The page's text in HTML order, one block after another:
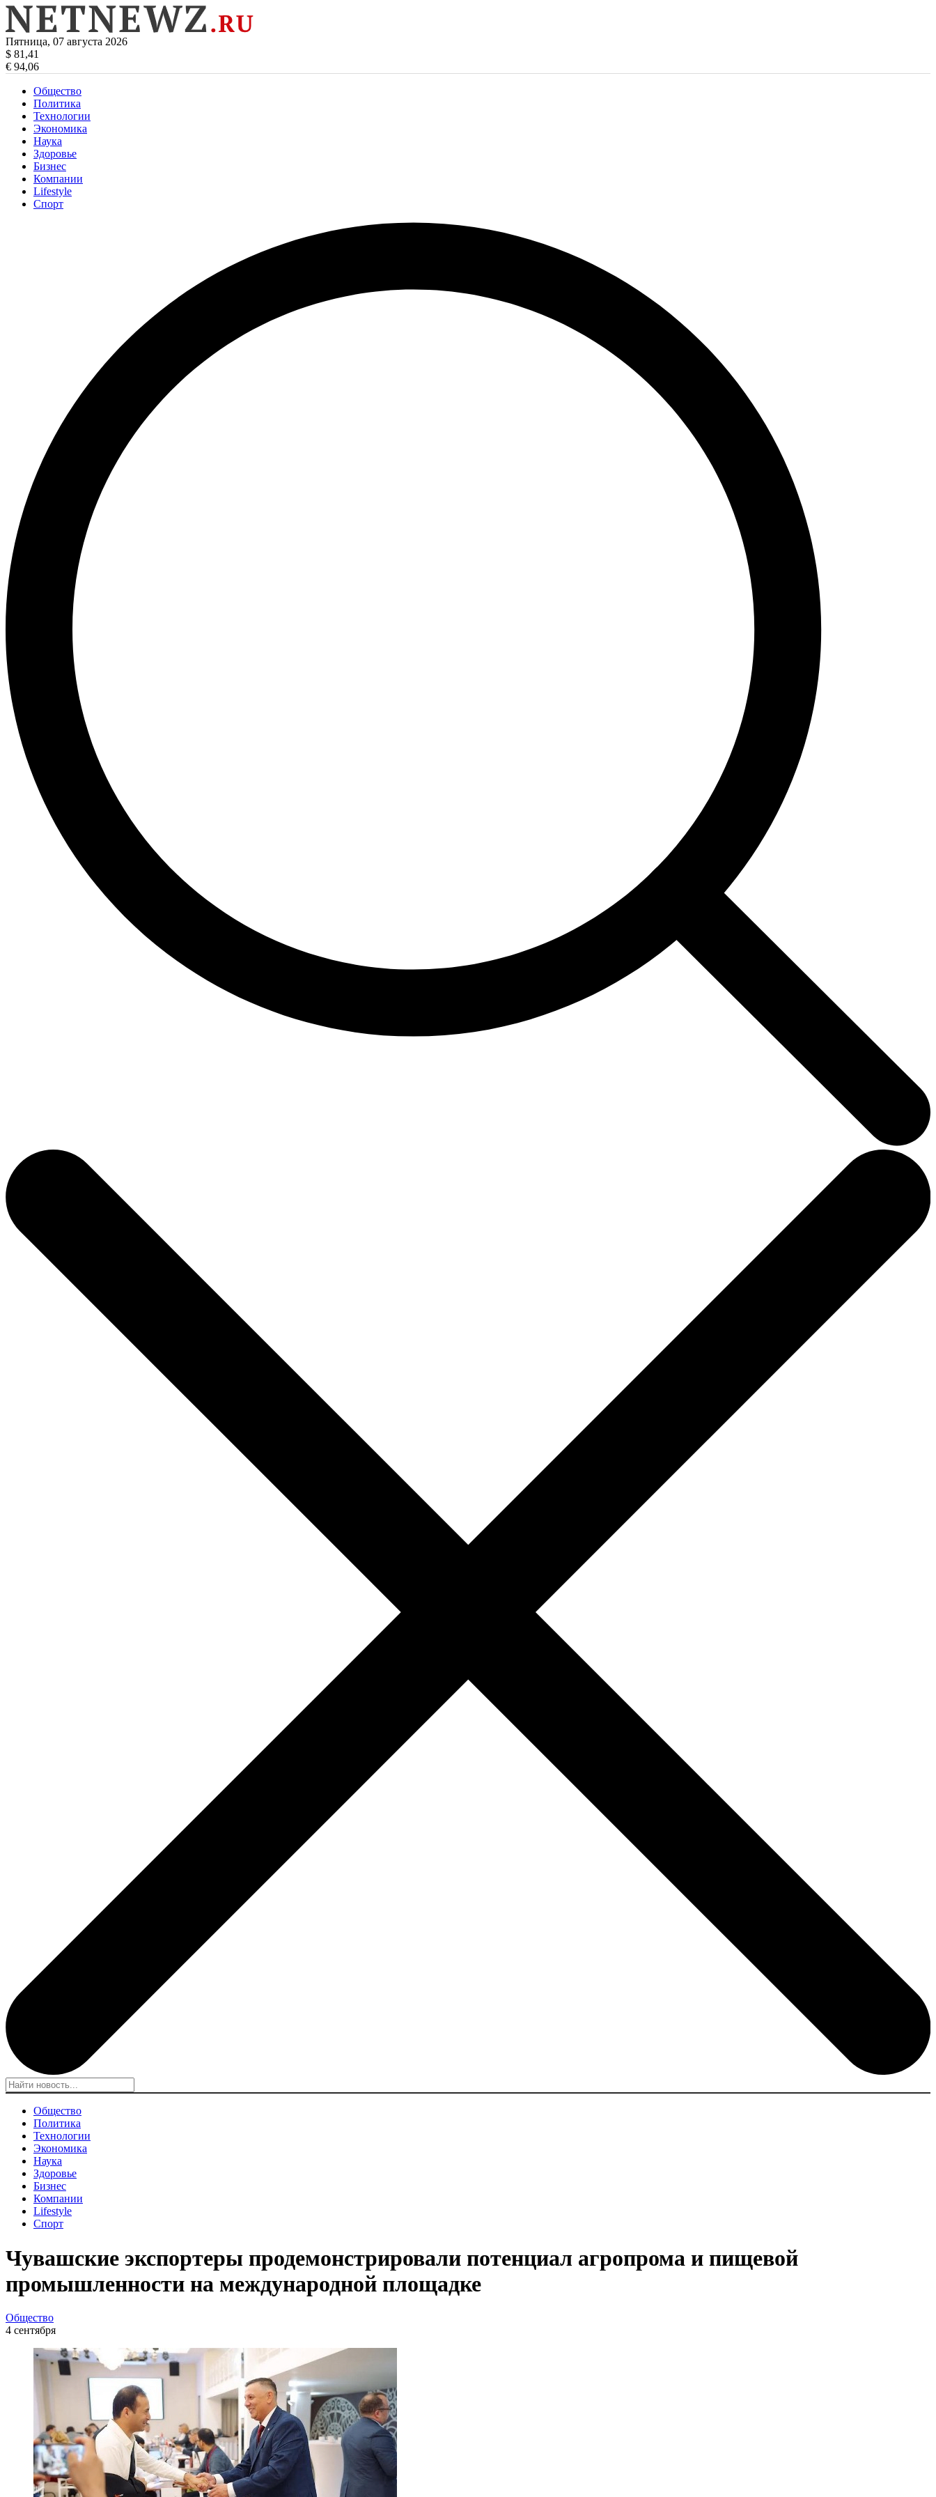
Пятница, 07 августа 2026
$ 81,41
€ 94,06
Общество
Политика
Технологии
Экономика
Наука
Здоровье
Бизнес
Компании
Lifestyle
Спорт
Общество
Политика
Технологии
Экономика
Наука
Здоровье
Бизнес
Компании
Lifestyle
Спорт
Чувашские экспортеры продемонстрировали потенциал агропрома и пищевой
промышленности на международной площадке
Общество
4 сентября